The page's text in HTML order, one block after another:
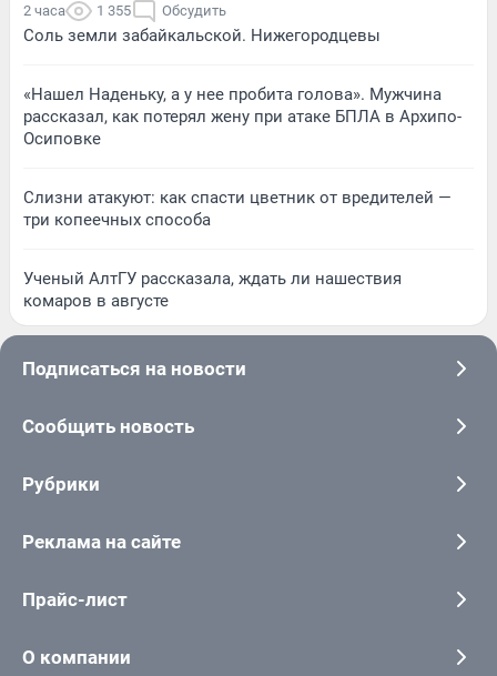
2 часа 1 355 Обсудить
Соль земли забайкальской. Нижегородцевы
«Нашел Наденьку, а у нее пробита голова». Мужчина
рассказал, как потерял жену при атаке БПЛА в Архипо-
Осиповке
Слизни атакуют: как спасти цветник от вредителей —
три копеечных способа
Ученый АлтГУ рассказала, ждать ли нашествия
комаров в августе
Подписаться на новости
Сообщить новость
Рубрики
Реклама на сайте
Прайс-лист
О компании